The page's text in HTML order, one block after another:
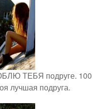
ТЕБЯ подруге. 100
лучшая подруга.